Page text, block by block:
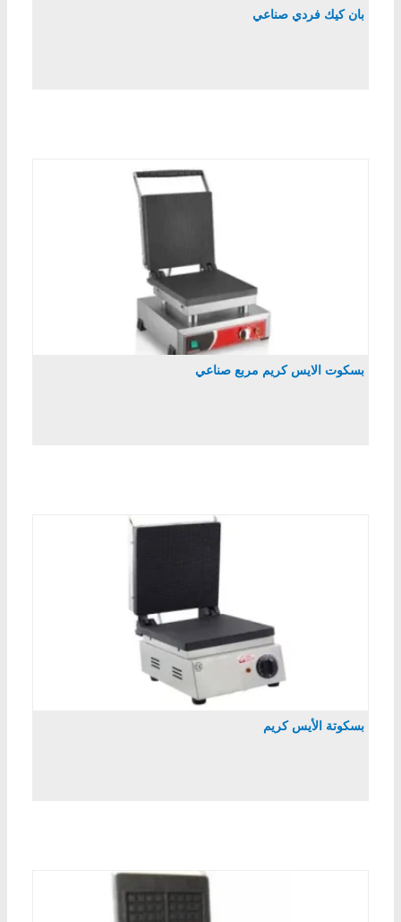
بان كيك فردي صناعي
بسكوت الايس كريم مربع صناعي
بسكوتة الأيس كريم